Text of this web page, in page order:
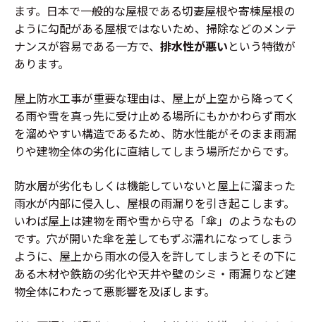
ます。日本で一般的な屋根である切妻屋根や寄棟屋根の
ように勾配がある屋根ではないため、掃除などのメンテ
ナンスが容易である一方で、 排水性が悪いという特徴が
あります。
屋上防水工事が重要な理由は、屋上が上空から降ってく
る雨や雪を真っ先に受け止める場所にもかかわらず雨水
を溜めやすい構造であるため、防水性能がそのまま雨漏
りや建物全体の劣化に直結してしまう場所だからです。
防水層が劣化もしくは機能していないと屋上に溜まった
雨水が内部に侵入し、屋根の雨漏りを引き起こします。
いわば屋上は建物を雨や雪から守る「傘」のようなもの
です。穴が開いた傘を差してもずぶ濡れになってしまう
ように、屋上から雨水の侵入を許してしまうとその下に
ある木材や鉄筋の劣化や天井や壁のシミ・雨漏りなど建
物全体にわたって悪影響を及ぼします。